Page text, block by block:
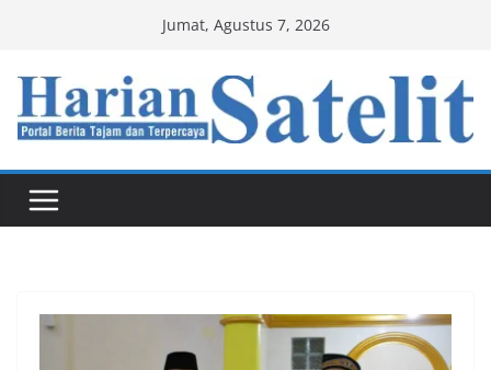
content
Jumat, Agustus 7, 2026